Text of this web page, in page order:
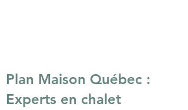
Plan Maison Québec :
Experts en chalet